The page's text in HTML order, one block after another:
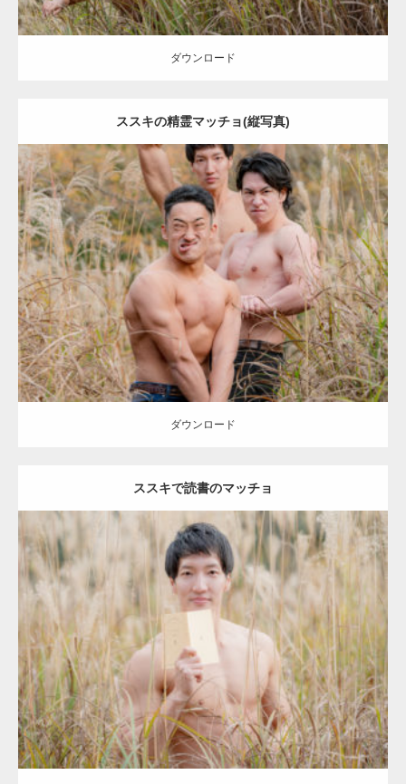
ダウンロード
ススキの精霊マッチョ(縦写真)
Update:2022.01.20
Category:紅葉とマッチョ inoriAKIHITO(細マッチョ) SOSUKE
外資
系筋肉
ダウンロード
ダウンロード
ススキで読書のマッチョ
Update:2022.01.20
Category: 紅葉とマッチョ2 inoriAKIHITO(細マッチョ)
ダウンロード
【YouTube】マッチョフリー素材メンバーが
ギネス世界記録…
【TV】TBS番組「ひるおび」にてマッスルプ
ラスが紹介されま…
TOKYO FMラジオ番組「ONE MORNING」
で紹介さ…